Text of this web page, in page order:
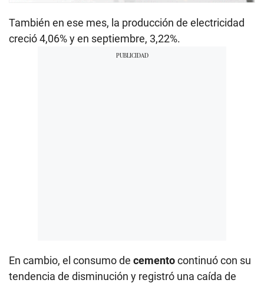
También en ese mes, la producción de electricidad
creció 4,06% y en septiembre, 3,22%.
En cambio, el consumo de cementocontinuó con su
tendencia de disminución y registró una caída de